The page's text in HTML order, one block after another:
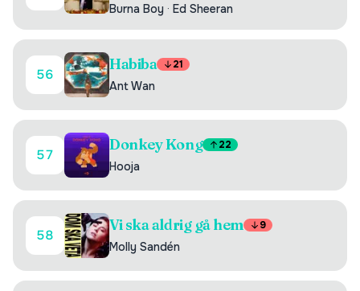
Burna Boy · Ed Sheeran
56
Habiba 21
Ant Wan
57
Donkey Kong 22
Hooja
58
Vi ska aldrig gå hem 9
Molly Sandén